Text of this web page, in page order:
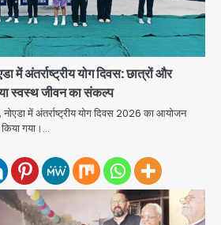
में अंतर्राष्ट्रीय योग दिवस: छात्रों और
स्वस्थ जीवन का संकल्प
में अंतर्राष्ट्रीय योग दिवस 2026 का आयोजन
गया।…